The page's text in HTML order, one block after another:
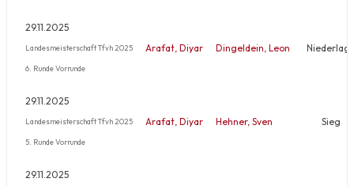
29.11.2025
Landesmeisterschaft Tfvh 2025
6. Runde Vorrunde
Arafat, Diyar Dingeldein, Leon
29.11.2025
Landesmeisterschaft Tfvh 2025
5. Runde Vorrunde
Arafat, Diyar Hehner, Sven Sieg
29.11.2025